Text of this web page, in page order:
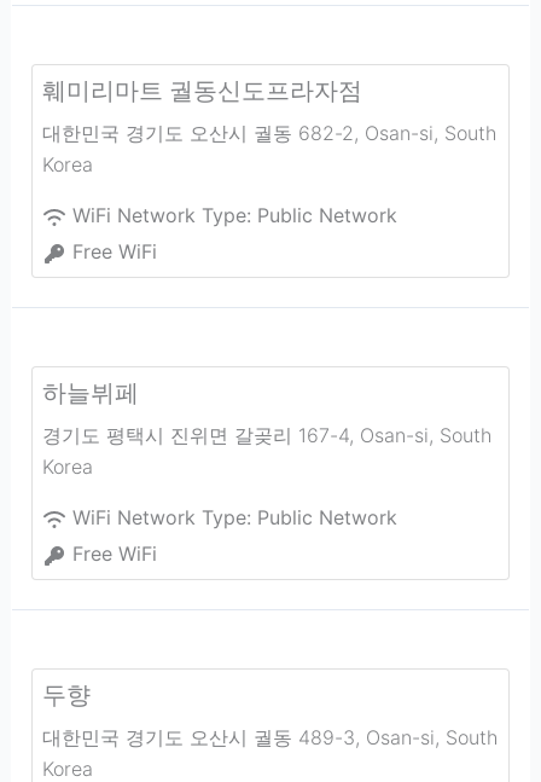
훼미리마트 궐동신도프라자점
대한민국 경기도 오산시 궐동 682-2, Osan-si, South
Korea
WiFi Network Type: Public Network
Free WiFi
하늘뷔페
경기도 평택시 진위면 갈곶리 167-4, Osan-si, South
Korea
WiFi Network Type: Public Network
Free WiFi
두향
대한민국 경기도 오산시 궐동 489-3, Osan-si, South
Korea